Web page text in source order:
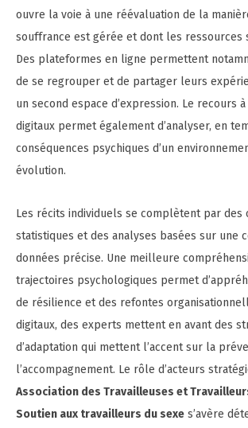
ouvre la voie à une réévaluation de la
souffrance est gérée et dont les ressources
Des plateformes en ligne permettent
de se regrouper et de partager leurs
un second espace d’expression. Le recours
digitaux permet également d’analyser, en
conséquences psychiques d’un
évolution.
Les récits individuels se complètent par des
statistiques et des analyses basées sur une
données précise. Une meilleure
trajectoires psychologiques permet
de résilience et des refontes
digitaux, des experts mettent en avant des
d’adaptation qui mettent l’accent sur la
l’accompagnement. Le rôle d’acteurs
Association des Travailleuses et
Soutien aux travailleurs du sexe s’avère